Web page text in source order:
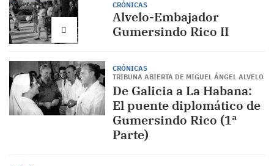
CRÓNICAS
Alvelo-Embajador
Gumersindo Rico II
CRÓNICAS
TRIBUNA ABIERTA DE MIGUEL ÁNGEL ALVELO
De Galicia a La Habana:
El puente diplomático de
Gumersindo Rico (1ª
Parte)